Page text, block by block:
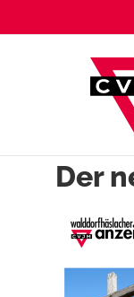
Inhalt
Der